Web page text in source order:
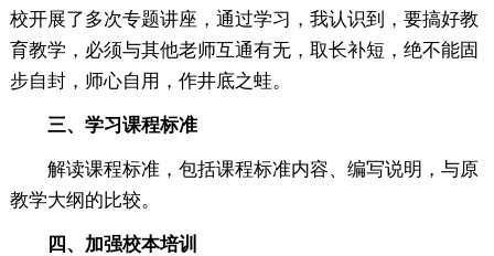
校开展了多次专题讲座，通过学习，我认识到，要搞好教
育教学，必须与其他老师互通有无，取长补短，绝不能固
步自封，师心自用，作井底之蛙。
三、学习课程标准
解读课程标准，包括课程标准内容、编写说明，与原
教学大纲的比较。
四、加强校本培训